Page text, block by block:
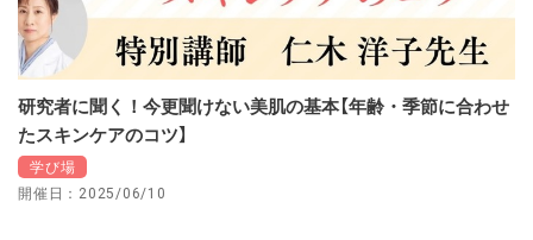
研究者に聞く！今更聞けない美肌の基本【年齢・季節に合わせ
たスキンケアのコツ】
学び場
開催日：2025/06/10